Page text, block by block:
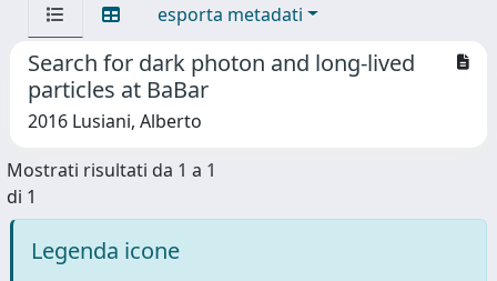
esporta metadati
Search for dark photon and long-lived
particles at BaBar
2016 Lusiani, Alberto
Mostrati risultati da 1 a 1
di 1
Legenda icone